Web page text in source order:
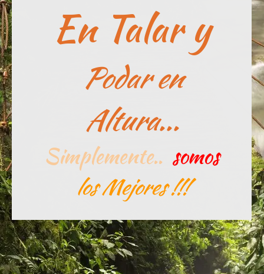
En Talar y
Podar en
Altura...
Simplemente.. somos
los Mejores !!!